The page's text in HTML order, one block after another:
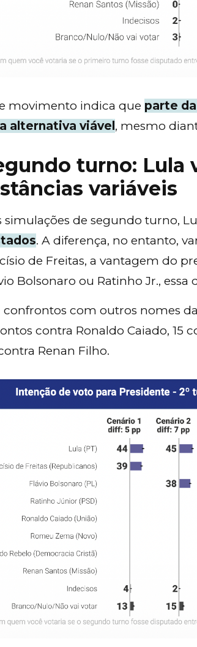
movimento indica que parte
alternativa viável , mesmo
turno: Lula
variáveis
simulações de segundo turno,
. A diferença, no entanto,
de Freitas, a vantagem do
Bolsonaro ou Ratinho Jr., essa
confrontos com outros nomes
contra Ronaldo Caiado, 15
Renan Filho.